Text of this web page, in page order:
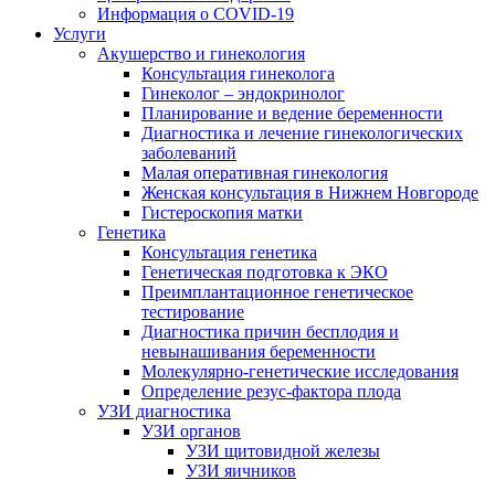
Информация о COVID-19
Услуги
Акушерство и гинекология
Консультация гинеколога
Гинеколог – эндокринолог
Планирование и ведение беременности
Диагностика и лечение гинекологических
заболеваний
Малая оперативная гинекология
Женская консультация в Нижнем Новгороде
Гистероскопия матки
Генетика
Консультация генетика
Генетическая подготовка к ЭКО
Преимплантационное генетическое
тестирование
Диагностика причин бесплодия и
невынашивания беременности
Молекулярно-генетические исследования
Определение резус-фактора плода
УЗИ диагностика
УЗИ органов
УЗИ щитовидной железы
УЗИ яичников